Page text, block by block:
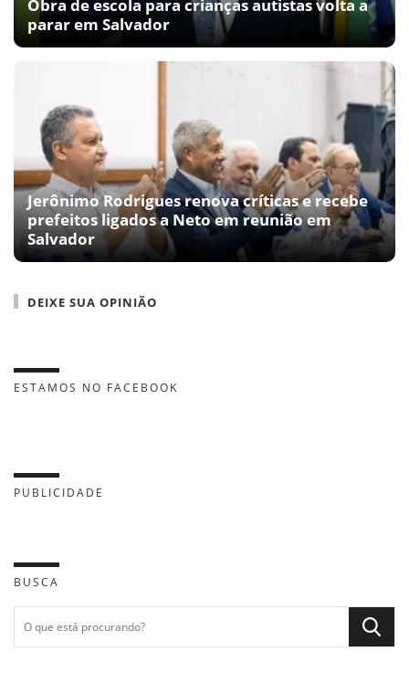
Obra de escola para crianças autistas volta a
parar em Salvador
Jerônimo Rodrigues renova críticas e recebe
prefeitos ligados a Neto em reunião em
Salvador
DEIXE SUA OPINIÃO
ESTAMOS NO FACEBOOK
PUBLICIDADE
BUSCA